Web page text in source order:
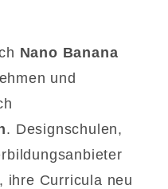
Nano Banana
und
. Designschulen,
ihre Curricula neu